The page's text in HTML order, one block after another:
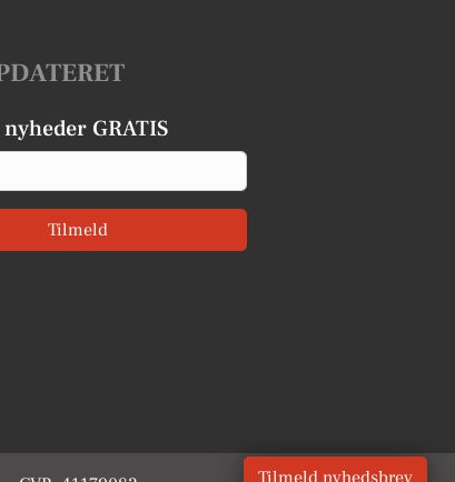
GRATIS
Tilmeld
Tilmeld nyhedsbrev